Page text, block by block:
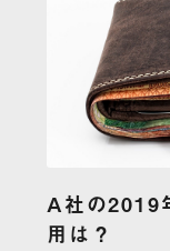
A社の2019
用は？